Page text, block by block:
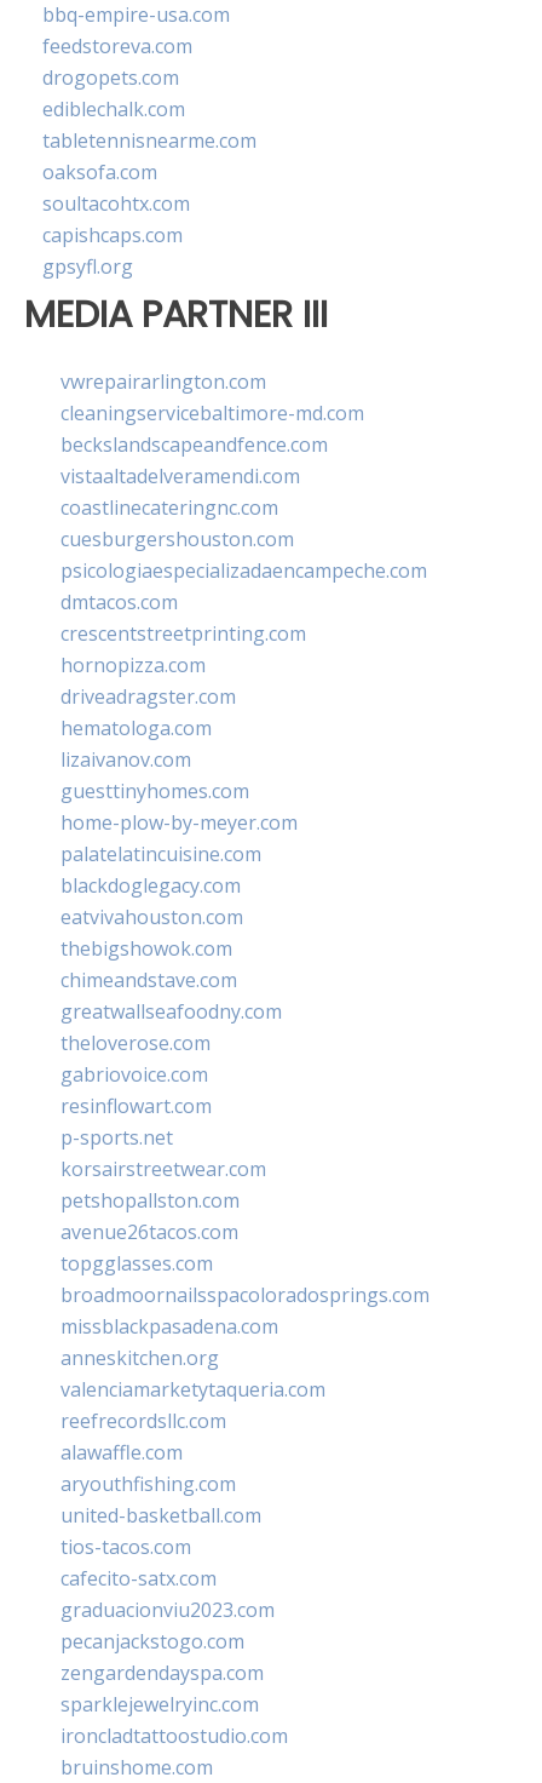
bbq-empire-usa.com
feedstoreva.com
drogopets.com
ediblechalk.com
tabletennisnearme.com
oaksofa.com
soultacohtx.com
capishcaps.com
gpsyfl.org
MEDIA PARTNER III
vwrepairarlington.com
cleaningservicebaltimore-md.com
beckslandscapeandfence.com
vistaaltadelveramendi.com
coastlinecateringnc.com
cuesburgershouston.com
psicologiaespecializadaencampeche.com
dmtacos.com
crescentstreetprinting.com
hornopizza.com
driveadragster.com
hematologa.com
lizaivanov.com
guesttinyhomes.com
home-plow-by-meyer.com
palatelatincuisine.com
blackdoglegacy.com
eatvivahouston.com
thebigshowok.com
chimeandstave.com
greatwallseafoodny.com
theloverose.com
gabriovoice.com
resinflowart.com
p-sports.net
korsairstreetwear.com
petshopallston.com
avenue26tacos.com
topgglasses.com
broadmoornailsspacoloradosprings.com
missblackpasadena.com
anneskitchen.org
valenciamarketytaqueria.com
reefrecordsllc.com
alawaffle.com
aryouthfishing.com
united-basketball.com
tios-tacos.com
cafecito-satx.com
graduacionviu2023.com
pecanjackstogo.com
zengardendayspa.com
sparklejewelryinc.com
ironcladtattoostudio.com
bruinshome.com